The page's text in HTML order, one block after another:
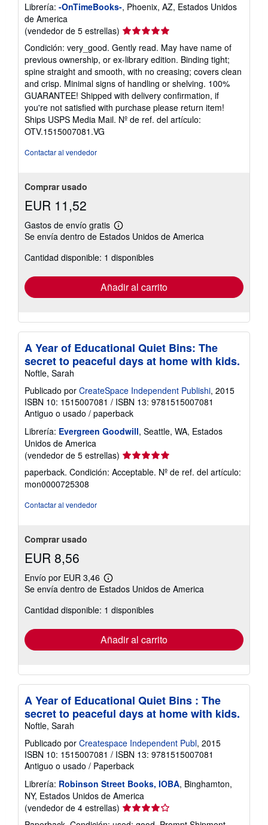
Librería: -OnTimeBooks-, Phoenix, AZ, Estados Unidos
de America
(vendedor de 5 estrellas) Calificación
del
vendedor:
5
de
5
estrellas
Condición: very_good. Gently read. May have name of
previous ownership, or ex-library edition. Binding tight;
spine straight and smooth, with no creasing; covers clean
and crisp. Minimal signs of handling or shelving. 100%
GUARANTEE! Shipped with delivery confirmation, if
you're not satisfied with purchase please return item!
Ships USPS Media Mail. Nº de ref. del artículo:
OTV.1515007081.VG
Contactar al vendedor
Comprar usado
EUR 11,52
Gastos de envío gratis
Más
información
las
tarifas
envío
Se envía dentro de Estados Unidos de America
Cantidad disponible: 1 disponibles
Añadir al carrito
A Year of Educational Quiet Bins: The
secret to peaceful days at home with kids.
Noftle, Sarah
Publicado por CreateSpace Independent Publishi, 2015
ISBN 10: 1515007081 / ISBN 13: 9781515007081
Antiguo o usado / paperback
Librería: Evergreen Goodwill, Seattle, WA, Estados
Unidos de America
(vendedor de 5 estrellas) Calificación
vendedor:
paperback. Condición: Acceptable. Nº de ref. del artículo:
mon0000725308
Contactar al vendedor
Comprar usado
EUR 8,56
Envío por EUR 3,46
Más
información
las
tarifas
envío
Se envía dentro de Estados Unidos de America
Cantidad disponible: 1 disponibles
Añadir al carrito
A Year of Educational Quiet Bins : The
secret to peaceful days at home with kids.
Noftle, Sarah
Publicado por Createspace Independent Publ, 2015
ISBN 10: 1515007081 / ISBN 13: 9781515007081
Antiguo o usado / Paperback
Librería: Robinson Street Books, IOBA, Binghamton,
NY, Estados Unidos de America
(vendedor de 4 estrellas) Calificación
del